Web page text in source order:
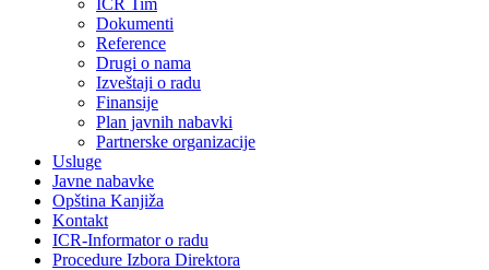
ICR Tim
Dokumenti
Reference
Drugi o nama
Izveštaji o radu
Finansije
Plan javnih nabavki
Partnerske organizacije
Usluge
Javne nabavke
Opština Kanjiža
Kontakt
ICR-Informator o radu
Procedure Izbora Direktora